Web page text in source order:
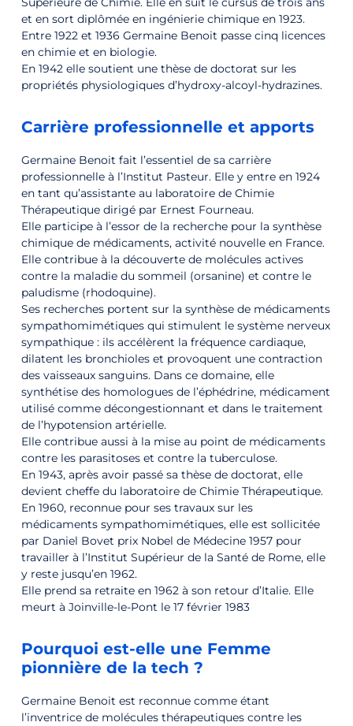
et en sort diplômée en ingénierie chimique en 1923.
Entre 1922 et 1936 Germaine Benoit passe cinq licences
en chimie et en biologie.
En 1942 elle soutient une thèse de doctorat sur les
propriétés physiologiques d’hydroxy-alcoyl-hydrazines.
Carrière professionnelle et apports
Germaine Benoit fait l’essentiel de sa carrière
professionnelle à l’Institut Pasteur. Elle y entre en 1924
en tant qu’assistante au laboratoire de Chimie
Thérapeutique dirigé par Ernest Fourneau.
Elle participe à l’essor de la recherche pour la synthèse
chimique de médicaments, activité nouvelle en France.
Elle contribue à la découverte de molécules actives
contre la maladie du sommeil (orsanine) et contre le
paludisme (rhodoquine).
Ses recherches portent sur la synthèse de médicaments
sympathomimétiques qui stimulent le système nerveux
sympathique : ils accélèrent la fréquence cardiaque,
dilatent les bronchioles et provoquent une contraction
des vaisseaux sanguins. Dans ce domaine, elle
synthétise des homologues de l’éphédrine, médicament
utilisé comme décongestionnant et dans le traitement
de l’hypotension artérielle.
Elle contribue aussi à la mise au point de médicaments
contre les parasitoses et contre la tuberculose.
En 1943, après avoir passé sa thèse de doctorat, elle
devient cheffe du laboratoire de Chimie Thérapeutique.
En 1960, reconnue pour ses travaux sur les
médicaments sympathomimétiques, elle est sollicitée
par Daniel Bovet prix Nobel de Médecine 1957 pour
travailler à l’Institut Supérieur de la Santé de Rome, elle
y reste jusqu’en 1962.
Elle prend sa retraite en 1962 à son retour d’Italie. Elle
meurt à Joinville-le-Pont le 17 février 1983
Pourquoi est-elle une Femme
pionnière de la tech ?
Germaine Benoit est reconnue comme étant
l’inventrice de molécules thérapeutiques contre les